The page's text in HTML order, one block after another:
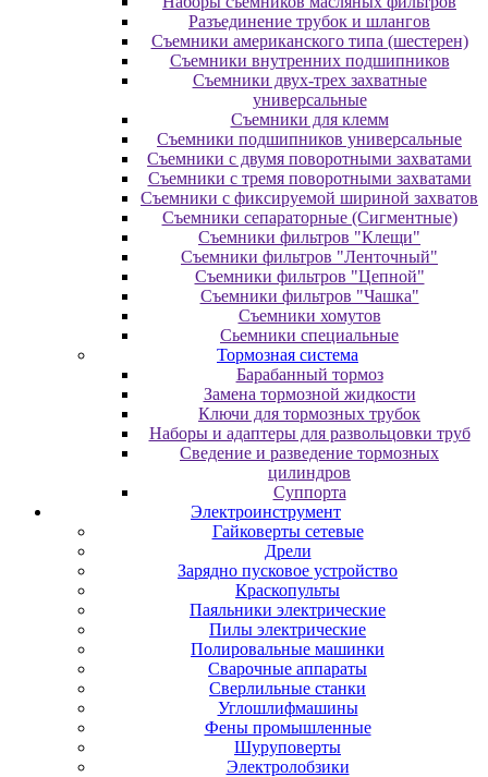
Разъединение трубок и шлангов
Съемники американского типа (шестерен)
Съемники внутренних подшипников
Съемники двух-трех захватные
универсальные
Съемники для клемм
Съемники подшипников универсальные
Съемники с двумя поворотными захватами
Съемники с тремя поворотными захватами
Съемники с фиксируемой шириной захватов
Съемники сепараторные (Сигментные)
Съемники фильтров "Клещи"
Съемники фильтров "Ленточный"
Съемники фильтров "Цепной"
Съемники фильтров "Чашка"
Съемники хомутов
Сьемники специальные
Тормозная система
Барабанный тормоз
Замена тормозной жидкости
Ключи для тормозных трубок
Наборы и адаптеры для развольцовки труб
Сведение и разведение тормозных
цилиндров
Суппорта
Электроинструмент
Гайковерты сетевые
Дрели
Зарядно пусковое устройство
Краскопульты
Паяльники электрические
Пилы электрические
Полировальные машинки
Сварочные аппараты
Сверлильные станки
Углошлифмашины
Фены промышленные
Шуруповерты
Электролобзики